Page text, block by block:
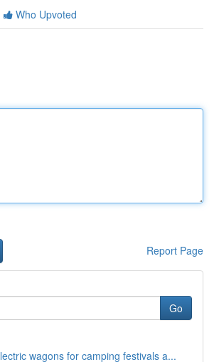
Who Upvoted
Report Page
Go
wagons for camping festivals a...